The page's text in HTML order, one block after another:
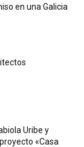
en una Galicia
Uribe y
«Casa